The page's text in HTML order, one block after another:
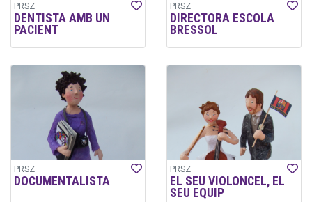
PRSZ
DENTISTA AMB UN
PACIENT
PRSZ
DIRECTORA ESCOLA
BRESSOL
PRSZ
DOCUMENTALISTA
PRSZ
EL SEU VIOLONCEL, EL
SEU EQUIP